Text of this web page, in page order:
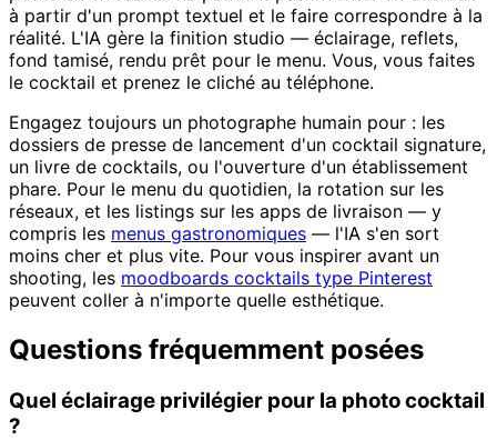
à partir d'un prompt textuel et le faire correspondre à la
réalité. L'IA gère la finition studio — éclairage, reflets,
fond tamisé, rendu prêt pour le menu. Vous, vous faites
le cocktail et prenez le cliché au téléphone.
Engagez toujours un photographe humain pour : les
dossiers de presse de lancement d'un cocktail signature,
un livre de cocktails, ou l'ouverture d'un établissement
phare. Pour le menu du quotidien, la rotation sur les
réseaux, et les listings sur les apps de livraison — y
compris les menus gastronomiques — l'IA s'en sort
moins cher et plus vite. Pour vous inspirer avant un
shooting, les moodboards cocktails type Pinterest
peuvent coller à n'importe quelle esthétique.
Questions fréquemment posées
Quel éclairage privilégier pour la photo cocktail
?